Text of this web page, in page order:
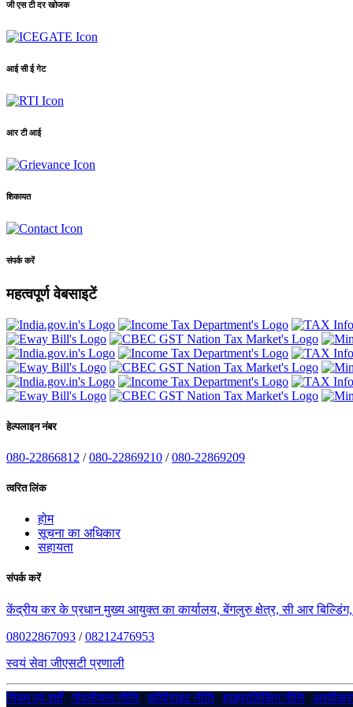
जी एस टी दर खोजक
आई सी ई गेट
आर टी आई
शिकायत
संपर्क करें
महत्वपूर्ण वेबसाइटें
हेल्पलाइन नंबर
080-22866812 /080-22869210 /080-22869209
त्वरित लिंक
होम
सूचना का अधिकार
सहायता
संपर्क करें
केंद्रीय कर के प्रधान मुख्य आयुक्त का कार्यालय, बेंगलुरु क्षेत्र, सी आर
08022867093 /08212476953
स्वयं सेवा जीएसटी प्रणाली
नियम एवं शर्तें|गोपनीयता नीति|कॉपीराइट नीति|हाइपरलिंकिंग नीति|